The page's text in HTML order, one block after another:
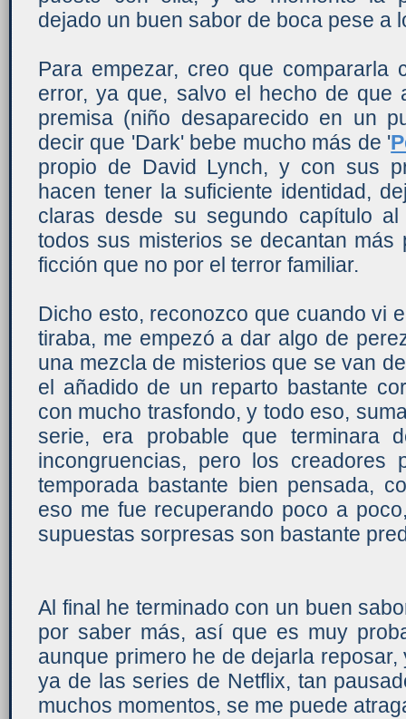
dejado un buen sabor de boca pese a
Para empezar, creo que compararla
error, ya que, salvo el hecho de que
premisa (niño desaparecido en un
decir que 'Dark' bebe mucho más de '
propio de David Lynch, y con sus
hacen tener la suficiente identidad,
claras desde su segundo capítulo
todos sus misterios se decantan
ficción que no por el terror familiar.
Dicho esto, reconozco que cuando vi
tiraba, me empezó a dar algo de
una mezcla de misterios que se van
el añadido de un reparto bastante
con mucho trasfondo, y todo eso,
serie, era probable que terminara
incongruencias, pero los creadores
temporada bastante bien pensada,
eso me fue recuperando poco a
supuestas sorpresas son bastante
Al final he terminado con un buen
por saber más, así que es muy
aunque primero he de dejarla
ya de las series de Netflix, tan
muchos momentos, se me puede